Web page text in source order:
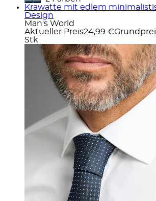
Krawatte mit edlem
Design
Man's World
Aktueller Preis24,99 €
Stk